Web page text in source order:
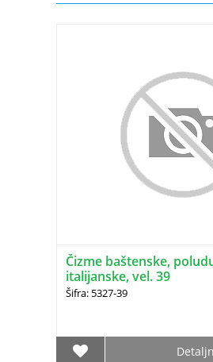
Čizme baštenske,
italijanske, vel. 39
Šifra: 5327-39